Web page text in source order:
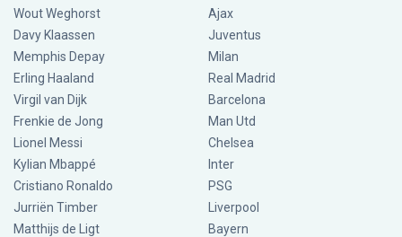
Wout Weghorst
Davy Klaassen
Memphis Depay
Erling Haaland
Virgil van Dijk
Frenkie de Jong
Lionel Messi
Kylian Mbappé
Cristiano Ronaldo
Jurriën Timber
Matthijs de Ligt
Ajax
Juventus
Milan
Real Madrid
Barcelona
Man Utd
Chelsea
Inter
PSG
Liverpool
Bayern